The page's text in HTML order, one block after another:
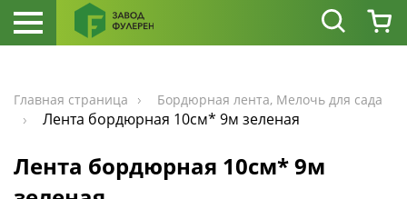
Главная страница Бордюрная лента, Мелочь для сада
Лента бордюрная 10см* 9м зеленая
Лента бордюрная 10см* 9м